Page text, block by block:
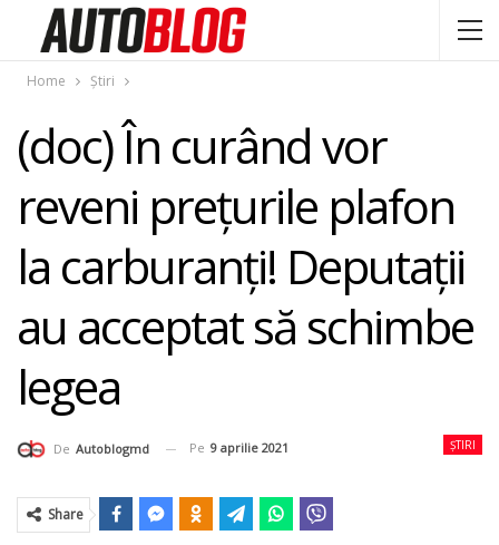
Home Știri
(doc) În curând vor
reveni preţurile plafon
la carburanţi! Deputaţii
au acceptat să schimbe
legea
ȘTIRI
De Autoblogmd Pe 9 aprilie 2021
Share